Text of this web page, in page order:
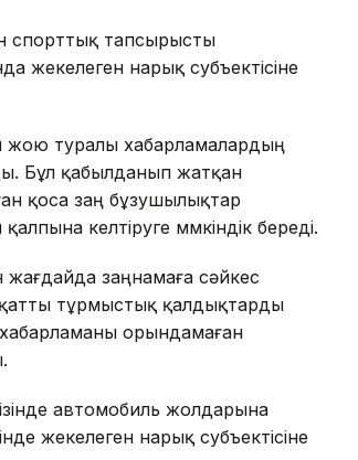
спорттық тапсырысты
жекелеген нарық субъектісіне
жою туралы хабарламалардың
Бұл қабылданып жатқан
қоса заң бұзушылықтар
келтіруге мүмкіндік береді.
жағдайда заңнамаға сәйкес
қатты тұрмыстық қалдықтарды
орындамаған
автомобиль жолдарына
жекелеген нарық субъектісіне